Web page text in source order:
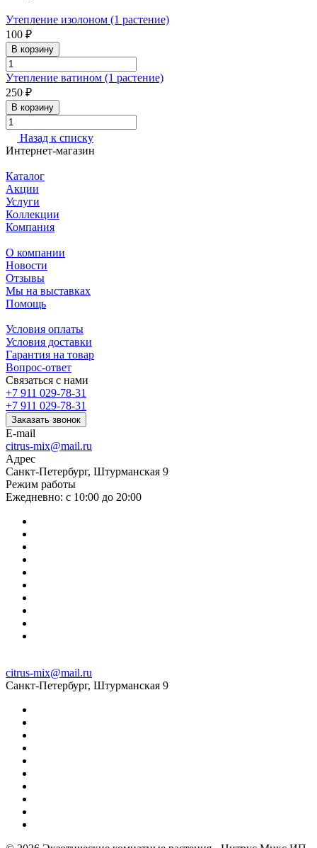
Утепление изолоном (1 растение)
100 ₽
В корзину
Утепление ватином (1 растение)
250 ₽
В корзину
Назад к списку
Интернет-магазин
Каталог
Акции
Услуги
Коллекции
Компания
О компании
Новости
Отзывы
Мы на выставках
Помощь
Условия оплаты
Условия доставки
Гарантия на товар
Вопрос-ответ
Связаться с нами
+7 911 029-78-31
+7 911 029-78-31
Заказать звонок
E-mail
citrus-mix@mail.ru
Адрес
Санкт-Петербург, Штурманская 9
Режим работы
Ежедневно: с 10:00 до 20:00
citrus-mix@mail.ru
Санкт-Петербург, Штурманская 9